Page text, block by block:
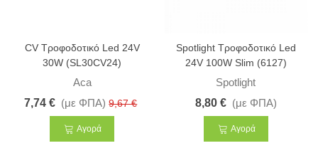
CV Τροφοδοτικό Led 24V
30W (SL30CV24)
Aca
7,74 € (με ΦΠΑ) 9,67 €
Αγορά
Spotlight Τροφοδοτικό Led
24V 100W Slim (6127)
Spotlight
8,80 € (με ΦΠΑ)
Αγορά